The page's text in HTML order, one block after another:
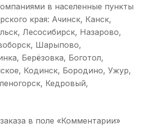
в населенные пункты
края: Ачинск, Канск,
Лесосибирск, Назарово,
Шарыпово,
Берёзовка, Боготол,
Кодинск, Бородино, Ужур,
Кедровый,
в поле «Комментарии»